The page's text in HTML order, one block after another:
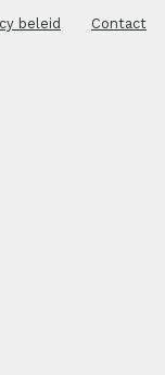
beleid Contact